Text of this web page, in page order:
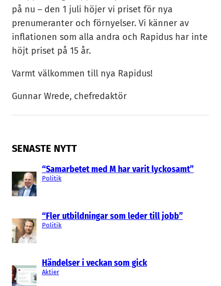
SENASTE NYTT
“Samarbetet med M har varit lyckosamt”
Politik
“Fler utbildningar som leder till jobb”
Politik
Händelser i veckan som gick
Aktier
på nu – den 1 juli höjer vi priset för nya
prenumeranter och förnyelser. Vi känner av
inflationen som alla andra och Rapidus har inte
höjt priset på 15 år.
Varmt välkommen till nya Rapidus!
Gunnar Wrede, chefredaktör